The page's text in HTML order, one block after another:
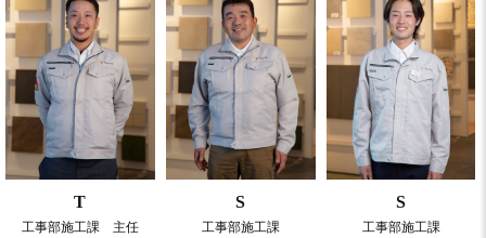
T
工事部施工課 主任
S
工事部施工課
S
工事部施工課